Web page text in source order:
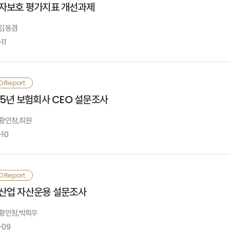
방안을 검토할 필요가 있음.
기적으로는 지수형 보험과 토큰화 자산 정산 등의 영역에서 시범사업을 통한 탐
정책적 차원에서는 스테이블코인의 법적 지위 명확화, 보험업법상 허용 범위
털자산 생태계는 기술·운영·거버넌스 역량이 종합적으로 요구되는 영역이므
적 역량과 내부 전문성을 단계적으로 축적해 나가야 할 것임
Ⅳ. 스테이블코인 기반 보험서비스 해외 사례
가 강화되고 있음. 특히 상법 개정으로 이사의 충실의무 대상이 ‘회사 및 주주
단순한 운영 문제가 아니라 이사회 차원의 감독 책임으로 귀속되는 경향이
한 환경 변화는 임원배상책임보험(D&O 보험)의 역할을 재정의하고 있음.
환경에서 합리적인 경영판단을 뒷받침하는 핵심 리스크관리 장치로 기능하고
험분담과 책임 유인의 균형이 중요한 정책과제로 제기되고 있음
하고 있음
기업 리스크의 복합화와 경영진 책임의 확대는 임원배상책임보험을 선
위치시키고 있으며, 이에 상응하는 상품 고도화와 정책적 정비가 요구되는 상황임
Ⅰ. 검토배경
Ⅱ. 기업 경영환경 변화와 리스크
Ⅲ. 임원배상책임보험 시장 운영실태
Ⅳ. 시장전망과 주요과제
보호 평가지표 개선과제
동겸
산업의 평가지표 공시는 소비자보호와 시장 투명성 제고를 위한 핵심 수단이
있음. 공시 항목이 과도하고 복잡하여 소비자가 핵심 정보를 파악하기 어렵고 판
이 불명확하여 정보의 유용성이 떨어지며, 일부 지표는 과정 중심에 치우쳐 소
지표인 ‘불완전판매비율’은 제도 도입 초기에는 정책 성과를 보여주는 역할을
러 부정적 표현은 소비자의 태도 형성과 판단에 부정적인 영향을 미치고 제도의
자 측면에서도 제도의 실효성은 높지 않음. 판매자 정보 확인 제도의 인지도는
하는 비율도 제한적이며, 판매자 동의 수준에 따라 신뢰 관련 정보 접근이 어
Ⅰ. 검토배경
Ⅱ. 평가지표 공시 변화 과정
Ⅲ. 평가지표의 유용성과 적정성
Ⅳ. 개선방향
Report
보험회사 CEO 설문조사
인창,최원
로 6회차를 맞이한 보험회사 CEO 설문조사는 경제환경 전망, 경영지표 예상,
취하고자 실시하였음. 이번 설문조사에는 총 36명의 보험회사 CEO가 참여하고,
년 보험회사 CEO 설문조사 결과를 요약하면 다음과 같음. 보험회사 CEO
을 유지하거나 소폭 하락할 것으로 전망함. 2025년 수익성 저하에 대한 우려
Ⅰ. 설문조사 개요
Report
업 자산운용 설문조사
인창,박희우